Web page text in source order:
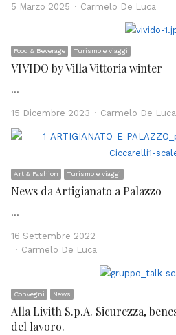
5 Marzo 2025 Author
Carmelo De Luca
Food & Beverage Turismo e viaggi
VIVIDO by Villa Vittoria winter
…
15 Dicembre 2023 Author
Carmelo De Luca
Art & Fashion Turismo e viaggi
News da Artigianato a Palazzo
…
16 Settembre 2022
Author
Carmelo De Luca
Convegni News
Alla Livith S.p.A. Sicurezza,
del lavoro.